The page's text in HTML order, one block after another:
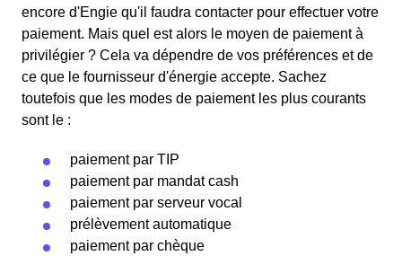
encore d'Engie qu'il faudra contacter pour effectuer votre
paiement. Mais quel est alors le moyen de paiement à
privilégier ? Cela va dépendre de vos préférences et de
ce que le fournisseur d'énergie accepte. Sachez
toutefois que les modes de paiement les plus courants
sont le :
paiement par TIP
paiement par mandat cash
paiement par serveur vocal
prélèvement automatique
paiement par chèque